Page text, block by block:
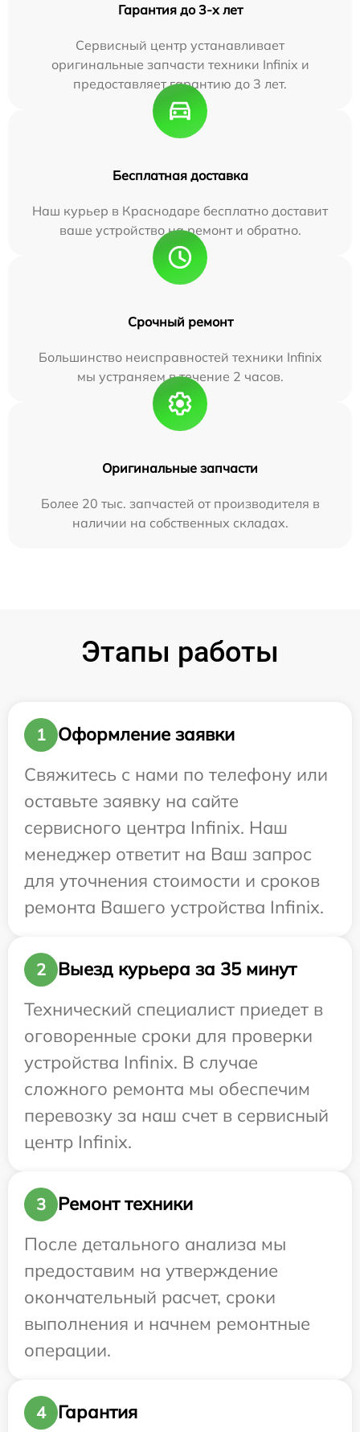
Гарантия до 3-х лет
Сервисный центр устанавливает
оригинальные запчасти техники Infinix и
предоставляет гарантию до 3 лет.
Бесплатная доставка
Наш курьер в Краснодаре бесплатно доставит
ваше устройство на ремонт и обратно.
Срочный ремонт
Большинство неисправностей техники Infinix
мы устраняем в течение 2 часов.
Оригинальные запчасти
Более 20 тыс. запчастей от производителя в
наличии на собственных складах.
Этапы работы
1
Оформление заявки
Свяжитесь с нами по телефону или
оставьте заявку на сайте
сервисного центра Infinix. Наш
менеджер ответит на Ваш запрос
для уточнения стоимости и сроков
ремонта Вашего устройства Infinix.
2
Выезд курьера за 35 минут
Технический специалист приедет в
оговоренные сроки для проверки
устройства Infinix. В случае
сложного ремонта мы обеспечим
перевозку за наш счет в сервисный
центр Infinix.
3
Ремонт техники
После детального анализа мы
предоставим на утверждение
окончательный расчет, сроки
выполнения и начнем ремонтные
операции.
4 Гарантия